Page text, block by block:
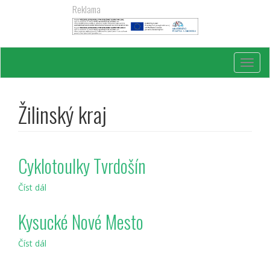
Reklama
Žilinský kraj
Cyklotoulky Tvrdošín
Číst dál
Kysucké Nové Mesto
Číst dál